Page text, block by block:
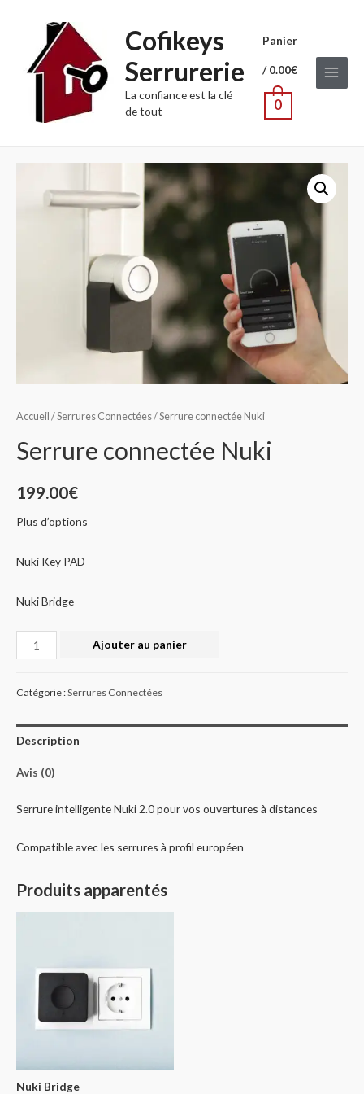
Cofikeys
Serrurerie
La confiance est la clé
de tout
Panier
/0.00€
0
Main
Accueil /Serrures Connectées/ Serrure connectée Nuki
Serrure connectée Nuki
199.00€
Plus d’options
Nuki Key PAD
Nuki Bridge
quantité
de
connectée
Nuki
Ajouter au panier
Catégorie :Serrures Connectées
Description
Avis (0)
Serrure intelligente Nuki 2.0 pour vos ouvertures à distances
Compatible avec les serrures à profil européen
Produits apparentés
Nuki Bridge